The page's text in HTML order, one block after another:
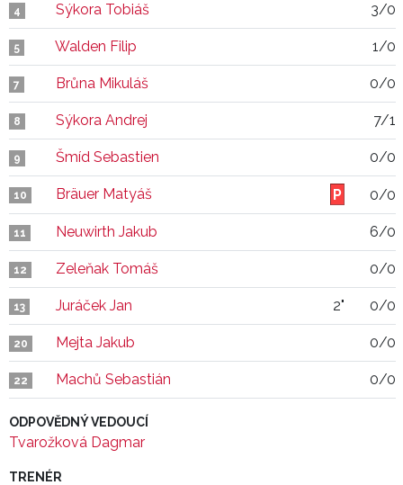
4 Sýkora Tobiáš 3/0
5 Walden Filip 1/0
7 Brůna Mikuláš 0/0
8 Sýkora Andrej 7/1
9 Šmíd Sebastien 0/0
10 Bräuer Matyáš 0/0
11 Neuwirth Jakub 6/0
12 Zeleňak Tomáš 0/0
13 Juráček Jan 2" 0/0
20 Mejta Jakub 0/0
22 Machů Sebastián 0/0
ODPOVĚDNÝ VEDOUCÍ
Tvarožková Dagmar
TRENÉR